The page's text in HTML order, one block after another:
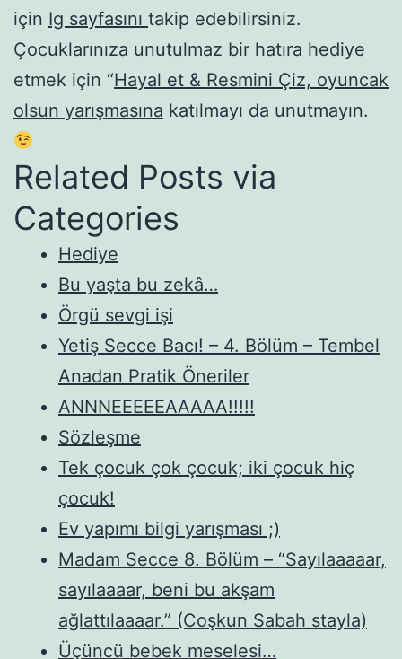
için Ig sayfasını takip edebilirsiniz.
Çocuklarınıza unutulmaz bir hatıra hediye
etmek için “Hayal et & Resmini Çiz, oyuncak
olsun yarışmasına katılmayı da unutmayın.
Related Posts via
Categories
Hediye
Bu yaşta bu zekâ…
Örgü sevgi işi
Yetiş Secce Bacı! – 4. Bölüm – Tembel
Anadan Pratik Öneriler
ANNNEEEEEAAAAA!!!!!
Sözleşme
Tek çocuk çok çocuk; iki çocuk hiç
çocuk!
Ev yapımı bilgi yarışması ;)
Madam Secce 8. Bölüm – “Sayılaaaaar,
sayılaaaar, beni bu akşam
ağlattılaaaar.” (Coşkun Sabah stayla)
Üçüncü bebek meselesi…